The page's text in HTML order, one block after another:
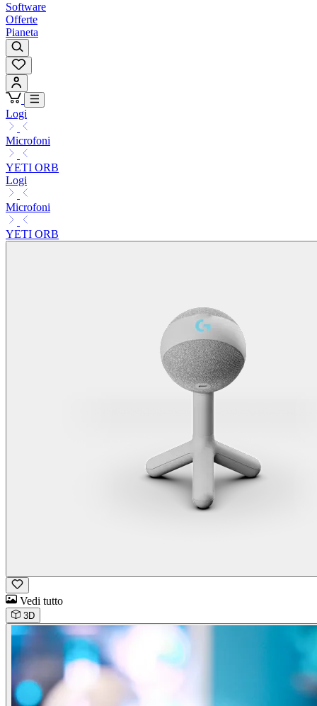
Software
Offerte
Pianeta
Logi
Microfoni
YETI ORB
Logi
Microfoni
YETI ORB
Vedi tutto
3D